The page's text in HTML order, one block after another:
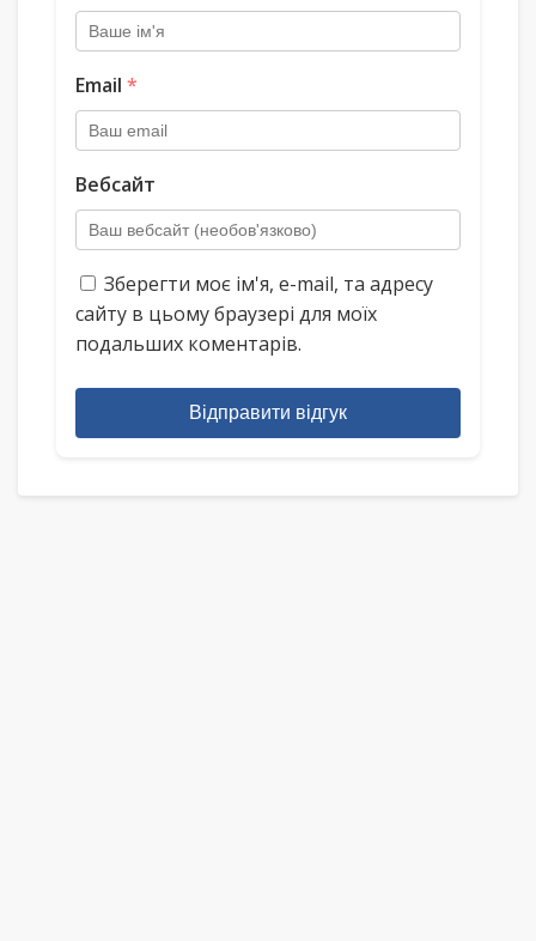
Email *
Вебсайт
Зберегти моє ім'я, e-mail, та адресу
сайту в цьому браузері для моїх
подальших коментарів.
Відправити відгук